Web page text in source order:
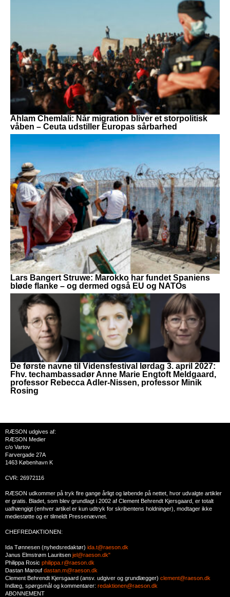
Ahlam Chemlali: Når migration bliver et storpolitisk
våben – Ceuta udstiller Europas sårbarhed
Lars Bangert Struwe: Marokko har fundet Spaniens
bløde flanke – og dermed også EU og NATOs
De første navne til Vidensfestival lørdag 3. april 2027:
Fhv. techambassadør Anne Marie Engtoft Meldgaard,
professor Rebecca Adler-Nissen, professor Minik
Rosing
RÆSON udgives af:
RÆSON Medier
c/o Vartov
Farvergade 27A
1463 København K
CVR: 26972116
RÆSON udkommer på tryk fire gange årligt og løbende på nettet, hvor udvalgte artikler
er gratis. Bladet, som blev grundlagt i 2002 af Clement Behrendt Kjersgaard, er totalt
uafhængigt (enhver artikel er kun udtryk for skribentens holdninger), modtager ikke
mediestøtte og er tilmeldt Pressenævnet.
CHEFREDAKTIONEN:
Ida Tønnesen (nyhedsredaktør) ida.t@raeson.dk
Janus Elmstrøm Lauritsen jel@raeson.dk"
Philippa Rosic philippa.r@raeson.dk
Dastan Marouf dastan.m@raeson.dk
Clement Behrendt Kjersgaard (ansv. udgiver og grundlægger) clement@raeson.dk
Indlæg, spørgsmål og kommentarer: redaktionen@raeson.dk
ABONNEMENT